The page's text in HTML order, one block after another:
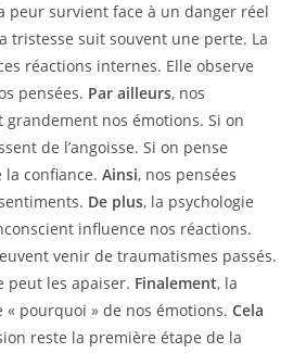
peur survient face à un danger réel
tristesse suit souvent une perte. La
réactions internes. Elle observe
pensées. Par ailleurs, nos
grandement nos émotions. Si on
de l’angoisse. Si on pense
la confiance.Ainsi, nos pensées
De plus, la psychologie
influence nos réactions.
venir de traumatismes passés.
peut les apaiser. Finalement, la
« pourquoi » de nos émotions.Cela
reste la première étape de la